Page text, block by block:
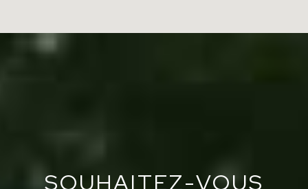
SOUHAITEZ-VOUS